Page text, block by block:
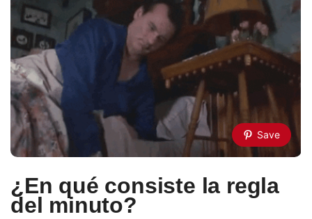
Save
¿En qué consiste la regla
del minuto?